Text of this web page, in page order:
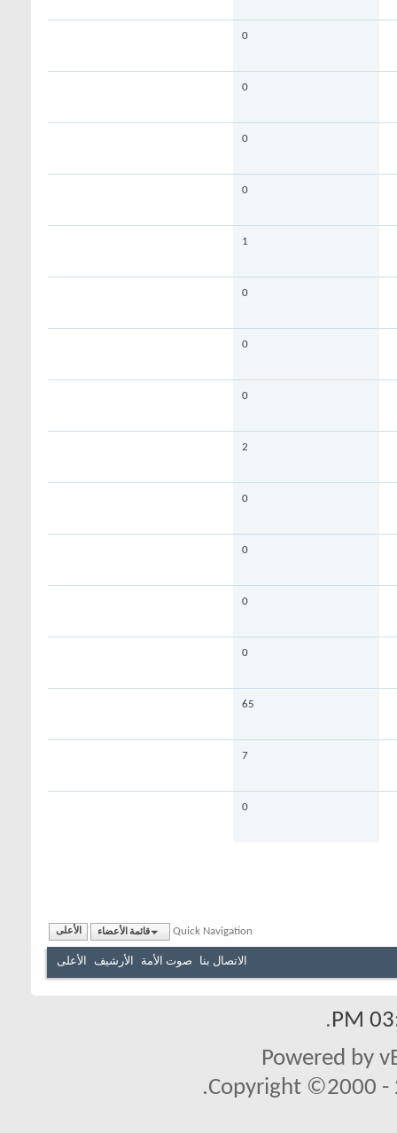
0
0
0
0
1
0
0
0
2
0
0
0
0
65
7
0
Quick Navigation قائمة الأعضاء الأعلى
الاتصال بنا صوت الأمة الأرشيف الأعلى
.
Powered by
Copyright ©2000 -